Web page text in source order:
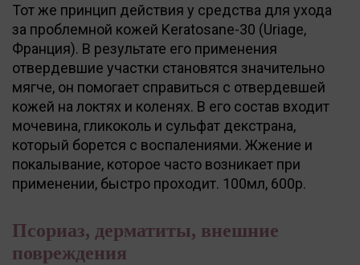
Тот же принцип действия у средства для ухода
за проблемной кожей Keratosane-30 (Uriage,
Франция). В результате его применения
отвердевшие участки становятся значительно
мягче, он помогает справиться с отвердевшей
кожей на локтях и коленях. В его состав входит
мочевина, гликоколь и сульфат декстрана,
который борется с воспалениями. Жжение и
покалывание, которое часто возникает при
применении, быстро проходит. 100мл, 600р.
Псориаз, дерматиты, внешние
повреждения